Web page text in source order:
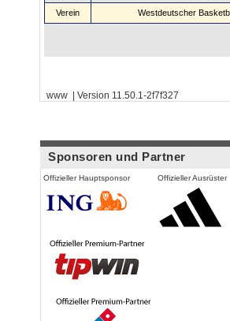
Verein Westdeutscher
www | Version 11.50.1-2f7f327
Sponsoren und Partner
Offizieller Hauptsponsor Offizieller Ausrüster